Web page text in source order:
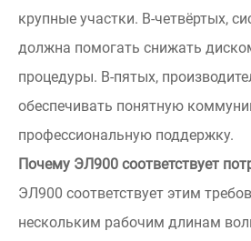
крупные участки. В-четвёртых,
должна помогать снижать
процедуры. В-пятых,
обеспечивать понятную
профессиональную поддержку.
Почему ЭЛ900 соответствует
ЭЛ900 соответствует этим
нескольким рабочим длинам